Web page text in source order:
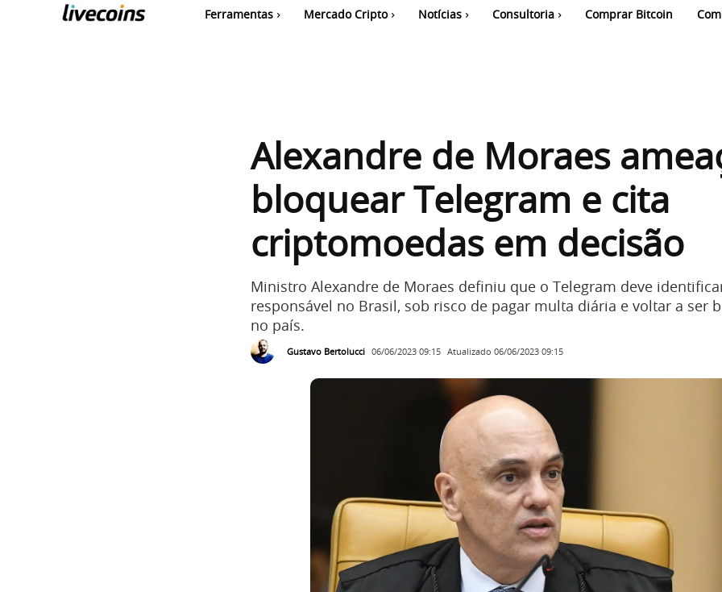
Ferramentas Mercado Cripto Notícias Consultoria Comprar Bitcoin
Alexandre de Moraes
bloquear Telegram e cita
criptomoedas em decisão
Ministro Alexandre de Moraes definiu que o Telegram deve
responsável no Brasil, sob risco de pagar multa diária e voltar a ser
no país.
Gustavo Bertolucci 06/06/2023 09:15 Atualizado 06/06/2023 09:15